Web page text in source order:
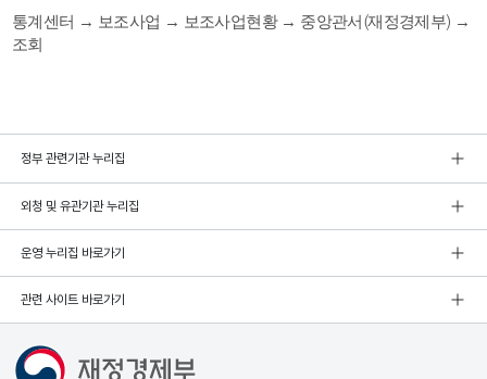
통계센터 → 보조사업 → 보조사업현황 → 중앙관서(재정경제부) →
조회
정부 관련기관 누리집
외청 및 유관기관 누리집
운영 누리집 바로가기
관련 사이트 바로가기